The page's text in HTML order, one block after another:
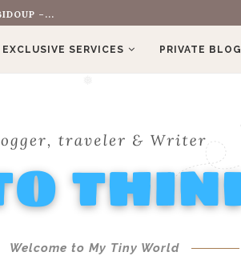
–...
EXCLUSIVE SERVICES PRIVATE BLOG
Welcome to My Tiny World